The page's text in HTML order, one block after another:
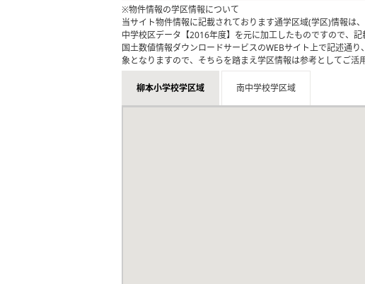
※物件情報の学区情報について
当サイト物件情報に記載されております通学区域(学区)情報は
中学校区データ【2016年度】を元に加工したものですので、
国土数値情報ダウンロードサービスのWEBサイト上で記述通
象となりますので、そちらを踏まえ学区情報は参考としてご活
柳本小学校学区域 南中学校学区域